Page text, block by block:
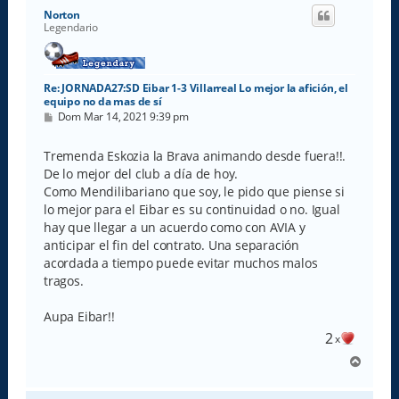
Norton
Legendario
Re: JORNADA27:SD Eibar 1-3 Villarreal Lo mejor la afición, el
equipo no da mas de sí
M
s
a
j
e
Dom Mar 14, 2021 9:39 pm
Tremenda Eskozia la Brava animando desde fuera!!.
De lo mejor del club a día de hoy.
Como Mendilibariano que soy, le pido que piense si
lo mejor para el Eibar es su continuidad o no. Igual
hay que llegar a un acuerdo como con AVIA y
anticipar el fin del contrato. Una separación
acordada a tiempo puede evitar muchos malos
tragos.
Aupa Eibar!!
2x
r